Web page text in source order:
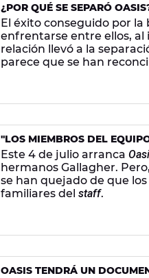
¿POR QUÉ SE SEPARÓ
HERMANOS GALLAGHER
El éxito conseguido por la
enfrentarse entre ellos, al
relación llevó a la
parece que se han
"LOS MIEMBROS DEL
OASIS, EMPAÑADA POR
Este 4 de julio arranca
hermanos Gallagher.
se han quejado de que
familiares del staff.
OASIS TENDRÁ UN